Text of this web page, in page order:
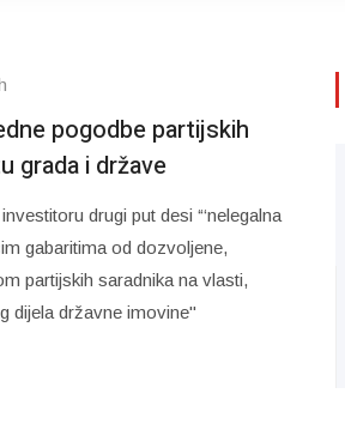
pogodbe partijskih
grada i države
drugi put desi “‘nelegalna
gabaritima od dozvoljene,
partijskih saradnika na vlasti,
dijela državne imovine"